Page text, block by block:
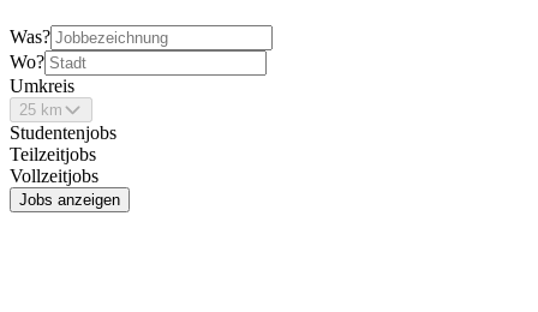
Was?
Wo?
Umkreis
25 km
Studentenjobs
Teilzeitjobs
Vollzeitjobs
Jobs anzeigen